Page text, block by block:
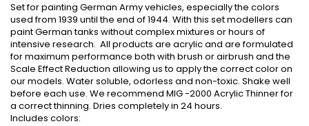
Set for painting German Army vehicles, especially the colors
used from 1939 until the end of 1944. With this set modellers can
paint German tanks without complex mixtures or hours of
intensive research. All products are acrylic and are formulated
for maximum performance both with brush or airbrush and the
Scale Effect Reduction allowing us to apply the correct color on
our models. Water soluble, odorless and non-toxic. Shake well
before each use. We recommend MIG -2000 Acrylic Thinner for
a correct thinning. Dries completely in 24 hours.
Includes colors: